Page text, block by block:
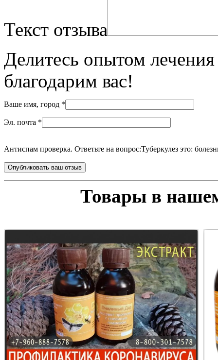
Текст отзыва
Делитесь опытом
благодарим вас!
Ваше имя, город *
Эл. почта *
Антиспам проверка. Ответьте на вопрос:Туберкулез это:
Товары в